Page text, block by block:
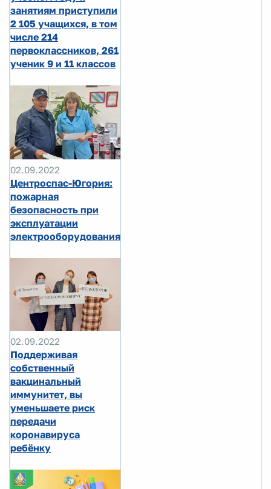
занятиям приступили
2 105 учащихся, в том
числе 214
первоклассников, 261
ученик 9 и 11 классов
02.09.2022
Центроспас-Югория:
пожарная
безопасность при
эксплуатации
электрооборудования
02.09.2022
Поддерживая
собственный
вакцинальный
иммунитет, вы
уменьшаете риск
передачи
коронавируса
ребёнку